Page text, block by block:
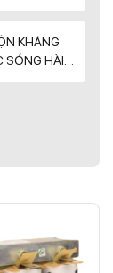
KHÁNG
SÓNG HÀI